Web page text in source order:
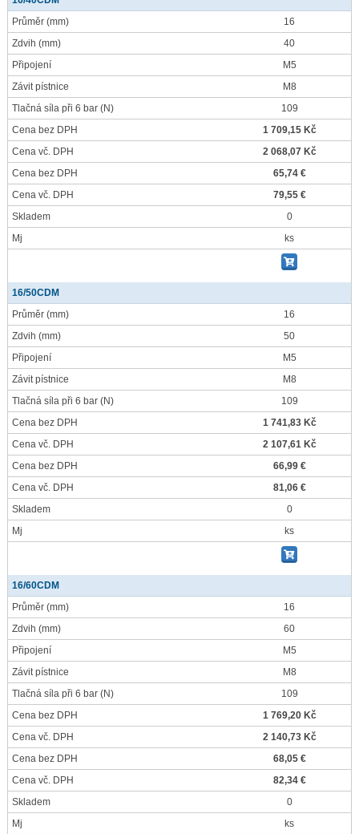
Průměr (mm)
16
Zdvih (mm)
40
Připojení
M5
Závit pístnice
M8
Tlačná síla při 6 bar (N)
109
Cena bez DPH
1 709,15 Kč
Cena vč. DPH
2 068,07 Kč
Cena bez DPH
65,74 €
Cena vč. DPH
79,55 €
Skladem
0
Mj
ks
16/50CDM
Průměr (mm)
16
Zdvih (mm)
50
Připojení
M5
Závit pístnice
M8
Tlačná síla při 6 bar (N)
109
Cena bez DPH
1 741,83 Kč
Cena vč. DPH
2 107,61 Kč
Cena bez DPH
66,99 €
Cena vč. DPH
81,06 €
Skladem
0
Mj
ks
16/60CDM
Průměr (mm)
16
Zdvih (mm)
60
Připojení
M5
Závit pístnice
M8
Tlačná síla při 6 bar (N)
109
Cena bez DPH
1 769,20 Kč
Cena vč. DPH
2 140,73 Kč
Cena bez DPH
68,05 €
Cena vč. DPH
82,34 €
Skladem
0
Mj
ks